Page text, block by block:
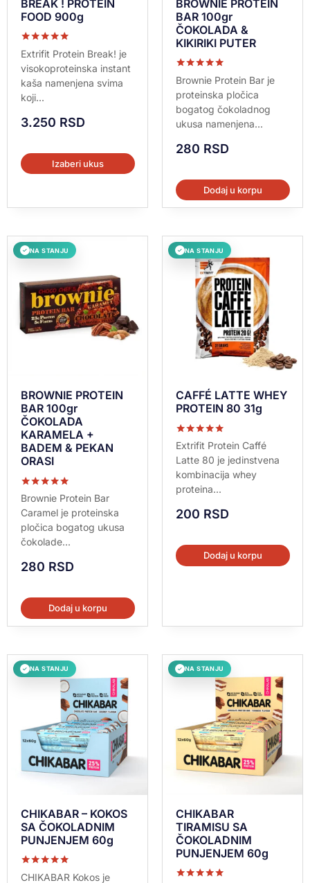
BREAK ! PROTEIN
FOOD 900g
Ocenjeno sa
5.00
od 5
Extrifit Protein Break! je
visokoproteinska instant
kaša namenjena svima
koji...
3.250 RSD
Izaberi ukus
BROWNIE PROTEIN
BAR 100gr
ČOKOLADA &
KIKIRIKI PUTER
Ocenjeno sa
5.00
od 5
Brownie Protein Bar je
proteinska pločica
bogatog čokoladnog
ukusa namenjena...
280 RSD
Dodaj u korpu
✓ NA STANJU
BROWNIE PROTEIN
BAR 100gr
ČOKOLADA
KARAMELA +
BADEM & PEKAN
ORASI
Ocenjeno sa
5.00
od 5
Brownie Protein Bar
Caramel je proteinska
pločica bogatog ukusa
čokolade...
280 RSD
Dodaj u korpu
✓ NA STANJU
CAFFÉ LATTE WHEY
PROTEIN 80 31g
Ocenjeno sa
5.00
od 5
Extrifit Protein Caffé
Latte 80 je jedinstvena
kombinacija whey
proteina...
200 RSD
Dodaj u korpu
✓ NA STANJU
CHIKABAR – KOKOS
SA ČOKOLADNIM
PUNJENJEM 60g
Ocenjeno sa
CHIKABAR Kokos je
✓ NA STANJU
CHIKABAR
TIRAMISU SA
ČOKOLADNIM
PUNJENJEM 60g